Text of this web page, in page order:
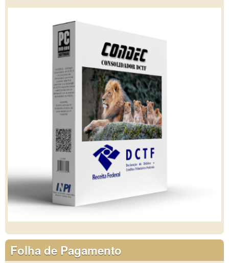
Folha de Pagamento